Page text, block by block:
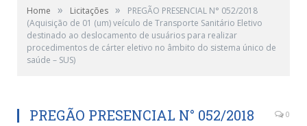
Home » Licitações »
PREGÃO PRESENCIAL N° 052/2018
(Aquisição de 01 (um) veículo de Transporte Sanitário Eletivo
destinado ao deslocamento de usuários para realizar
procedimentos de cárter eletivo no âmbito do sistema único de
saúde – SUS)
PREGÃO PRESENCIAL N° 052/2018
0